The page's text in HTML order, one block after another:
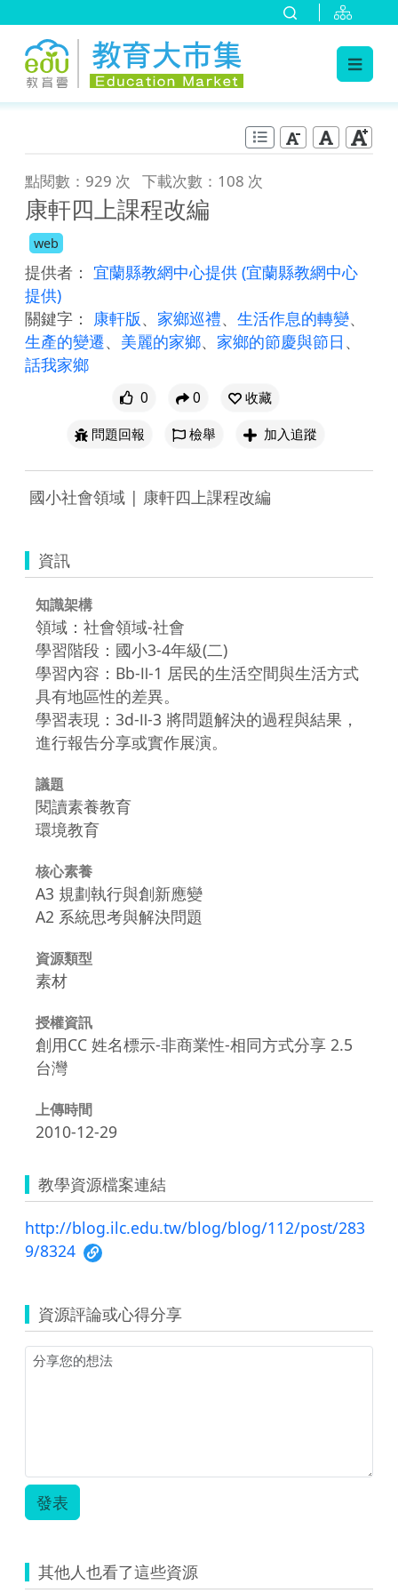
點閱數：929 次 下載次數：108 次
康軒四上課程改編
web
提供者： 宜蘭縣教網中心提供 (宜蘭縣教網中心
提供)
關鍵字：
康軒版、 家鄉巡禮、 生活作息的轉變、
生產的變遷、 美麗的家鄉、 家鄉的節慶與節日 、
話我家鄉
0 0
收藏
問題回報
檢舉 加入追蹤
國小社會領域 | 康軒四上課程改編
資訊
知識架構
領域：社會領域-社會
學習階段：國小3-4年級(二)
學習內容：Bb-Ⅱ-1 居民的生活空間與生活方式
具有地區性的差異。
學習表現：3d-Ⅱ-3 將問題解決的過程與結果，
進行報告分享或實作展演。
議題
閱讀素養教育
環境教育
核心素養
A3 規劃執行與創新應變
A2 系統思考與解決問題
資源類型
素材
授權資訊
創用CC 姓名標示-非商業性-相同方式分享 2.5
台灣
上傳時間
2010-12-29
教學資源檔案連結
http://blog.ilc.edu.tw/blog/blog/112/post/283
9/8324
資源評論或心得分享
發表
其他人也看了這些資源